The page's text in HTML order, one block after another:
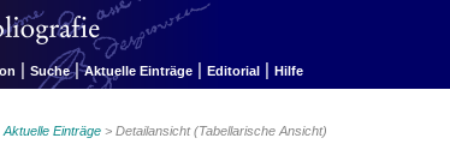
| Suche | Aktuelle Einträge | Editorial | Hilfe
Aktuelle Einträge > Detailansicht (Tabellarische Ansicht)